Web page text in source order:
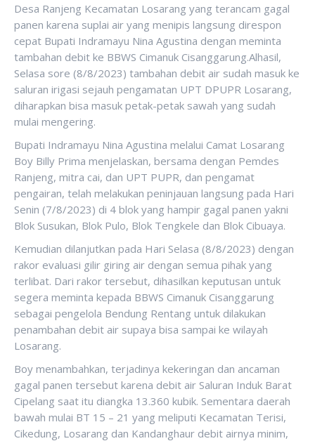
Desa Ranjeng Kecamatan Losarang yang terancam gagal
panen karena suplai air yang menipis langsung direspon
cepat Bupati Indramayu Nina Agustina dengan meminta
tambahan debit ke BBWS Cimanuk Cisanggarung.Alhasil,
Selasa sore (8/8/2023) tambahan debit air sudah masuk ke
saluran irigasi sejauh pengamatan UPT DPUPR Losarang,
diharapkan bisa masuk petak-petak sawah yang sudah
mulai mengering.
Bupati Indramayu Nina Agustina melalui Camat Losarang
Boy Billy Prima menjelaskan, bersama dengan Pemdes
Ranjeng, mitra cai, dan UPT PUPR, dan pengamat
pengairan, telah melakukan peninjauan langsung pada Hari
Senin (7/8/2023) di 4 blok yang hampir gagal panen yakni
Blok Susukan, Blok Pulo, Blok Tengkele dan Blok Cibuaya.
Kemudian dilanjutkan pada Hari Selasa (8/8/2023) dengan
rakor evaluasi gilir giring air dengan semua pihak yang
terlibat. Dari rakor tersebut, dihasilkan keputusan untuk
segera meminta kepada BBWS Cimanuk Cisanggarung
sebagai pengelola Bendung Rentang untuk dilakukan
penambahan debit air supaya bisa sampai ke wilayah
Losarang.
Boy menambahkan, terjadinya kekeringan dan ancaman
gagal panen tersebut karena debit air Saluran Induk Barat
Cipelang saat itu diangka 13.360 kubik. Sementara daerah
bawah mulai BT 15 – 21 yang meliputi Kecamatan Terisi,
Cikedung, Losarang dan Kandanghaur debit airnya minim,